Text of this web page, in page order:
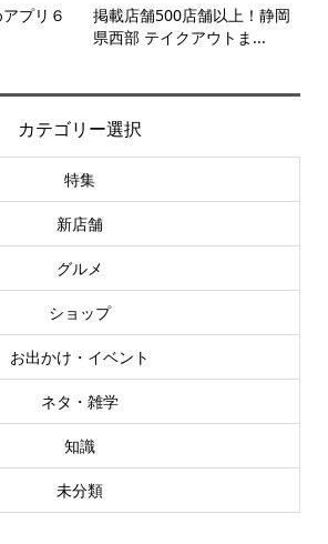
プリ６
掲載店舗500店舗以上！静岡
県西部 テイクアウトま...
カテゴリー選択
特集
新店舗
グルメ
ショップ
お出かけ・イベント
ネタ・雑学
知識
未分類